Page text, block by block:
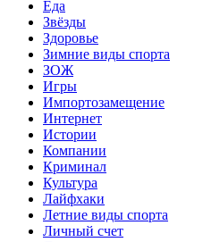
Еда
Звёзды
Здоровье
Зимние виды спорта
ЗОЖ
Игры
Импортозамещение
Интернет
Истории
Компании
Криминал
Культура
Лайфхаки
Летние виды спорта
Личный счет